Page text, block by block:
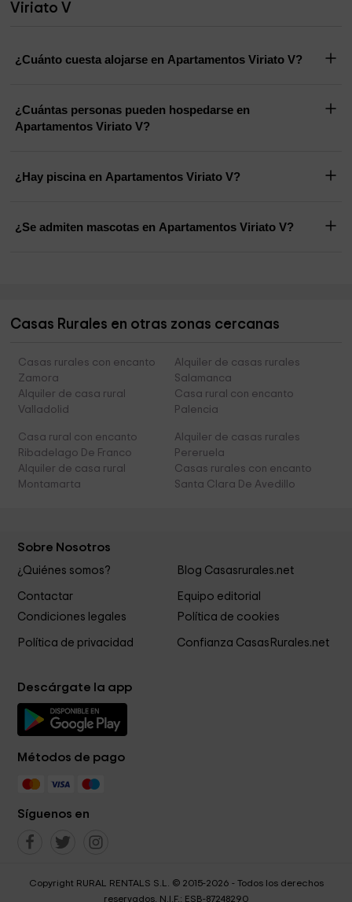
Viriato V
¿Cuánto cuesta alojarse en Apartamentos Viriato V?
¿Cuántas personas pueden hospedarse en
Apartamentos Viriato V?
¿Hay piscina en Apartamentos Viriato V?
¿Se admiten mascotas en Apartamentos Viriato V?
Casas Rurales en otras zonas cercanas
Casas rurales con encanto
Zamora
Alquiler de casas rurales
Salamanca
Alquiler de casa rural
Valladolid
Casa rural con encanto
Palencia
Casa rural con encanto
Ribadelago De Franco
Alquiler de casas rurales
Pereruela
Alquiler de casa rural
Montamarta
Casas rurales con encanto
Santa Clara De Avedillo
Sobre Nosotros
¿Quiénes somos? Blog Casasrurales.net
Contactar
Equipo editorial
Condiciones legales
Política de cookies
Política de privacidad Confianza CasasRurales.net
Descárgate la app
Métodos de pago
Síguenos en
Copyright RURAL RENTALS S.L. © 2015-2026 - Todos los derechos
reservados. N.I.F.: ESB-87248290